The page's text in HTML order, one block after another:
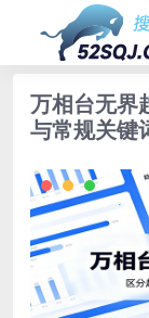
万相台无界
与常规关键